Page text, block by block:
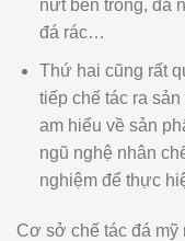
nứt bên trong, đá
đá rác…
Thứ hai cũng rất
tiếp chế tác ra
am hiểu về sản
ngũ nghệ nhân
nghiệm để thực
Cơ sở chế tác đá